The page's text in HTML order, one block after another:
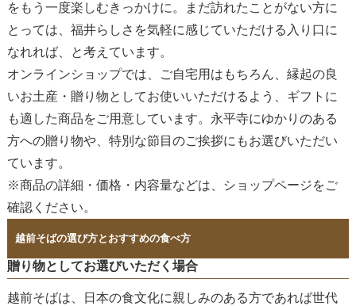
をもう一度楽しむきっかけに。まだ訪れたことがない方に
とっては、福井らしさを気軽に感じていただける入り口に
なれれば、と考えています。
オンラインショップでは、ご自宅用はもちろん、 縁起の良
いお土産・贈り物としてお使いいただけるよう、ギフトに
も適した商品をご用意しています。永平寺にゆかりのある
方への贈り物や、特別な節目のご挨拶にもお選びいただい
ています。
※商品の詳細・価格・内容量などは、ショップページをご
確認ください。
越前そばの選び方とおすすめの食べ方
贈り物としてお選びいただく場合
越前そばは、日本の食文化に親しみのある方であれば世代